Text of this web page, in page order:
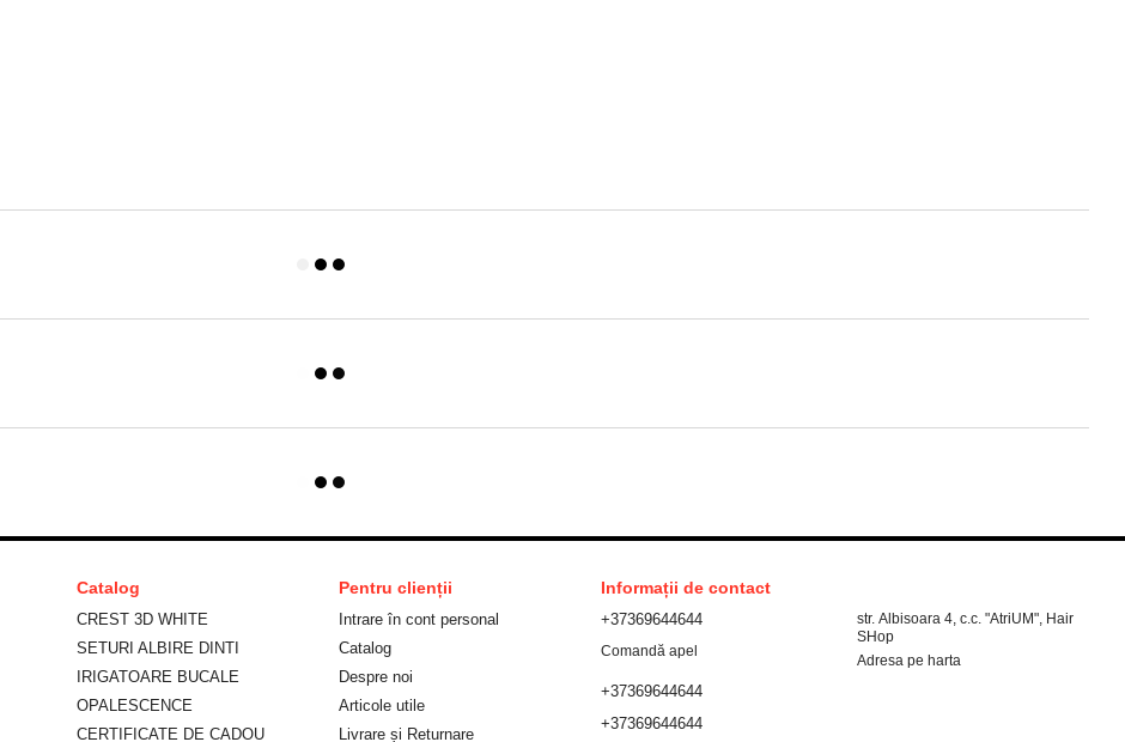
Catalog
CREST 3D WHITE
SETURI ALBIRE DINTI
IRIGATOARE BUCALE
OPALESCENCE
CERTIFICATE DE CADOU
Pentru clienții
Intrare în cont personal
Catalog
Despre noi
Articole utile
Livrare și Returnare
Informații de contact
+37369644644
Comandă apel
+37369644644
+37369644644
str. Albisoara 4, c.c. "AtriUM", Hair
SHop
Adresa pe harta